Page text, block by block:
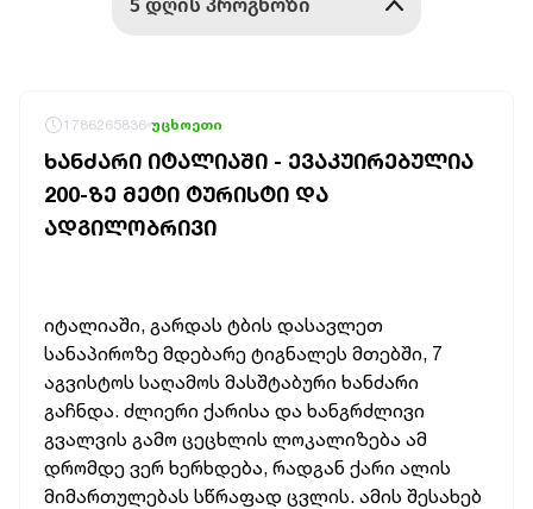
1786265836 უცხოეთი
ᲮᲐᲜᲫᲐᲠᲘ ᲘᲢᲐᲚᲘᲐᲨᲘ - ᲔᲕᲐᲙᲣᲘᲠᲔᲑᲣᲚᲘᲐ
200-ᲖᲔ ᲛᲔᲢᲘ ᲢᲣᲠᲘᲡᲢᲘ ᲓᲐ
ᲐᲓᲒᲘᲚᲝᲑᲠᲘᲕᲘ
იტალიაში, გარდას ტბის დასავლეთ
სანაპიროზე მდებარე ტიგნალეს მთებში, 7
აგვისტოს საღამოს მასშტაბური ხანძარი
გაჩნდა. ძლიერი ქარისა და ხანგრძლივი
გვალვის გამო ცეცხლის ლოკალიზება ამ
დრომდე ვერ ხერხდება, რადგან ქარი ალის
მიმართულებას სწრაფად ცვლის. ამის შესახებ